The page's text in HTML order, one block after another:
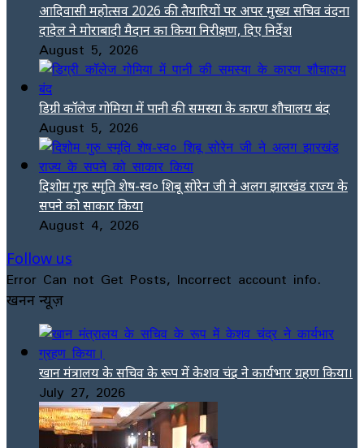
आदिवासी महोत्सव 2026 की तैयारियों पर अपर मुख्य सचिव वंदना
दादेल ने मोराबादी मैदान का किया निरीक्षण, दिए निर्देश
August 5, 2026
डिग्री कॉलेज गोमिया में पानी की समस्या के कारण शौचालय बंद
August 5, 2026
दिशोम गुरु स्मृति शेष-स्व० शिबू सोरेन जी ने अलग झारखंड राज्य के
सपने को साकार किया
August 4, 2026
Follow us
Error Can not Get Posts, Incorrect account info.
खनन न्यूज़
खान मंत्रालय के सचिव के रूप में केशव चंद्र ने कार्यभार ग्रहण किया।
July 27, 2026